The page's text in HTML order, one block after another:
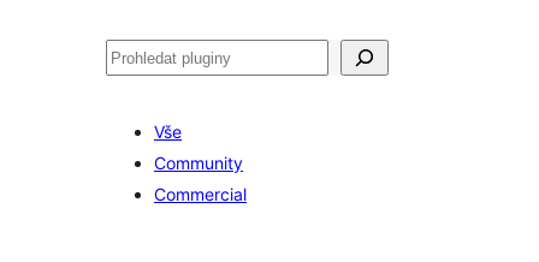
Hledat
Vše
Community
Commercial